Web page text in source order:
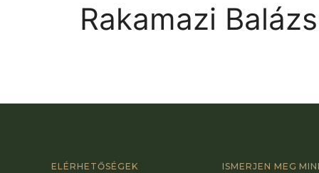
Rakamazi Balázs
ELÉRHETŐSÉGEK
ISMERJEN MEG